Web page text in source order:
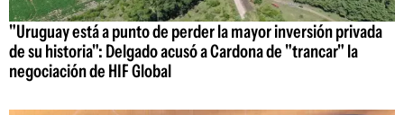
"Uruguay está a punto de perder la mayor inversión privada
de su historia": Delgado acusó a Cardona de "trancar" la
negociación de HIF Global